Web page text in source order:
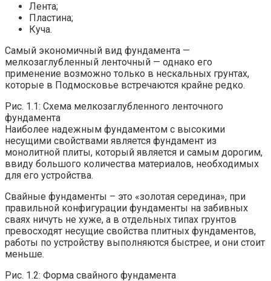
Лента;
Пластина;
Куча.
Самый экономичный вид фундамента —
мелкозаглубленный ленточный — однако его
применение возможно только в нескальных грунтах,
которые в Подмосковье встречаются крайне редко.
Рис. 1.1: Схема мелкозаглубленного ленточного
фундамента
Наиболее надежным фундаментом с высокими
несущими свойствами является фундамент из
монолитной плиты, который является и самым дорогим,
ввиду большого количества материалов, необходимых
для его устройства.
Свайные фундаменты – это «золотая середина», при
правильной конфигурации фундаменты на забивных
сваях ничуть не хуже, а в отдельных типах грунтов
превосходят несущие свойства плитных фундаментов,
работы по устройству выполняются быстрее, и они стоит
меньше.
Рис. 1.2: Форма свайного фундамента